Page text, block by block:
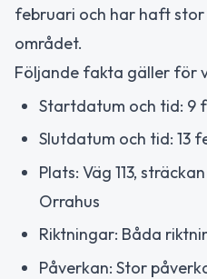
februari och har haft
området.
Följande fakta gäller för
Startdatum och tid: 9
Slutdatum och tid: 13
Plats: Väg 113,
Orrahus
Riktningar: Båda
Påverkan: Stor